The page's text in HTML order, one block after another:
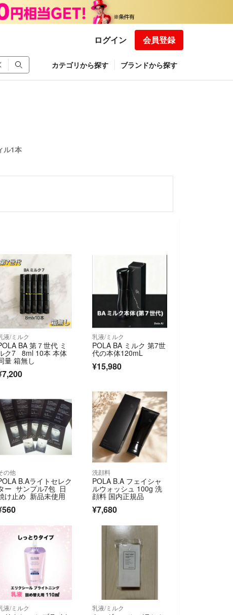
ログイン 会員登録
カテゴリから探す ブランドから探す
ル1本
液/ミルク
BA 第７世代 ミ
ク7 8ml 10本 本体
量 箱無し
乳液/ミルク
POLA BA ミルク 第7世
代の本体120mL
¥15,980
の他
B.Aライトセレク
ー サンプル7包 日
け止め 新品未使用
洗顔料
POLA B.A フェイシャ
ルウォッシュ 100g 洗
顔料 国内正規品
¥7,680
液/ミルク 乳液/ミルク